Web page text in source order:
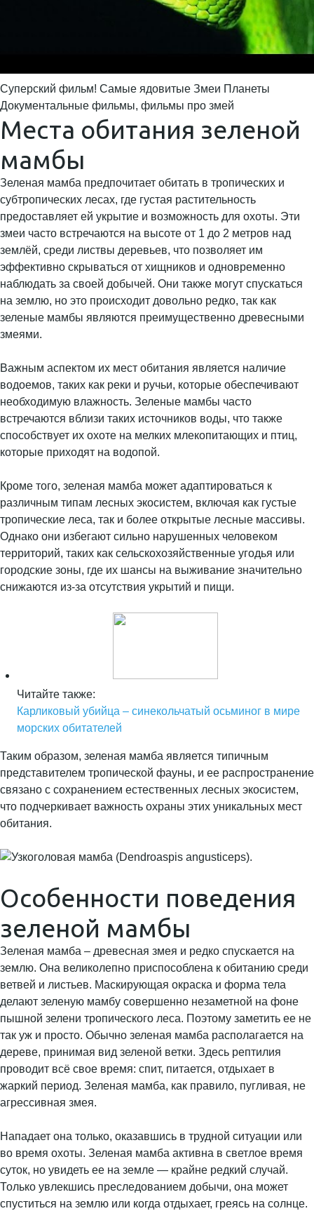
Суперский фильм! Самые ядовитые Змеи Планеты
Документальные фильмы, фильмы про змей
Места обитания зеленой
мамбы
Зеленая мамба предпочитает обитать в тропических и
субтропических лесах, где густая растительность
предоставляет ей укрытие и возможность для охоты. Эти
змеи часто встречаются на высоте от 1 до 2 метров над
землёй, среди листвы деревьев, что позволяет им
эффективно скрываться от хищников и одновременно
наблюдать за своей добычей. Они также могут спускаться
на землю, но это происходит довольно редко, так как
зеленые мамбы являются преимущественно древесными
змеями.
Важным аспектом их мест обитания является наличие
водоемов, таких как реки и ручьи, которые обеспечивают
необходимую влажность. Зеленые мамбы часто
встречаются вблизи таких источников воды, что также
способствует их охоте на мелких млекопитающих и птиц,
которые приходят на водопой.
Кроме того, зеленая мамба может адаптироваться к
различным типам лесных экосистем, включая как густые
тропические леса, так и более открытые лесные массивы.
Однако они избегают сильно нарушенных человеком
территорий, таких как сельскохозяйственные угодья или
городские зоны, где их шансы на выживание значительно
снижаются из-за отсутствия укрытий и пищи.
Читайте также:
Карликовый убийца – синекольчатый осьминог в мире
морских обитателей
Таким образом, зеленая мамба является типичным
представителем тропической фауны, и ее распространение
связано с сохранением естественных лесных экосистем,
что подчеркивает важность охраны этих уникальных мест
обитания.
Особенности поведения
зеленой мамбы
Зеленая мамба – древесная змея и редко спускается на
землю. Она великолепно приспособлена к обитанию среди
ветвей и листьев. Маскирующая окраска и форма тела
делают зеленую мамбу совершенно незаметной на фоне
пышной зелени тропического леса. Поэтому заметить ее не
так уж и просто. Обычно зеленая мамба располагается на
дереве, принимая вид зеленой ветки. Здесь рептилия
проводит всё свое время: спит, питается, отдыхает в
жаркий период. Зеленая мамба, как правило, пугливая, не
агрессивная змея.
Нападает она только, оказавшись в трудной ситуации или
во время охоты. Зеленая мамба активна в светлое время
суток, но увидеть ее на земле — крайне редкий случай.
Только увлекшись преследованием добычи, она может
спуститься на землю или когда отдыхает, греясь на солнце.